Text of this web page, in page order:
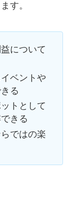
す。
について
ベントや
る
トとして
きる
ではの楽